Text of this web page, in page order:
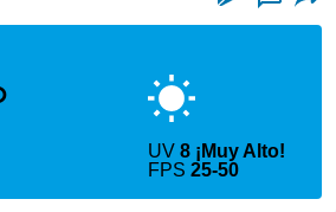
UV8 ¡Muy Alto!
FPS25-50